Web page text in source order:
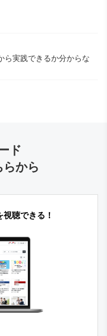
ら実践できるか分からな
ド
から
聴できる！